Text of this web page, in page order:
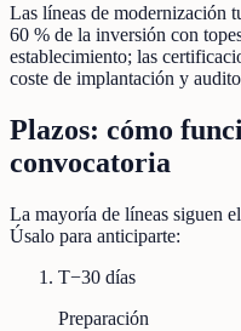
Las líneas de modernización
60 % de la inversión con
establecimiento; las
coste de implantación y
Plazos: cómo
convocatoria
La mayoría de líneas siguen
Úsalo para anticiparte:
T−30 días
Preparación